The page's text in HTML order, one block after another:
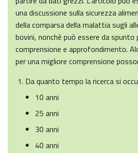
una discussione sulla sicurezza
della comparsa della malattia sugli
bovini, nonchè può essere da spunto
comprensione e approfondimento.
per una migliore comprensione
Da quanto tempo la ricerca si
10 anni
25 anni
30 anni
40 anni